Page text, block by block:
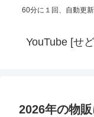
60分に１回、自動更
YouTube [せ
2026年の物